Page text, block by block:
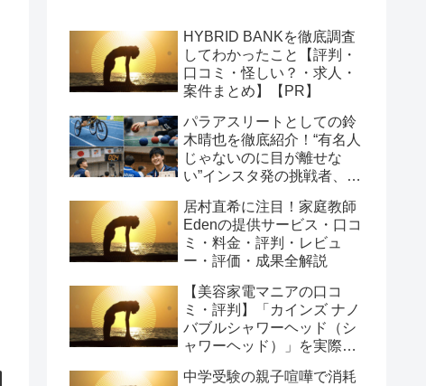
HYBRID BANKを徹底調査
してわかったこと【評判・
口コミ・怪しい？・求人・
案件まとめ】【PR】
パラアスリートとしての鈴
木晴也を徹底紹介！“有名人
じゃないのに目が離せな
い”インスタ発の挑戦者、そ
を長めに追います
居村直希に注目！家庭教師
Edenの提供サービス・口コ
ミ・料金・評判・レビュ
ー・評価・成果全解説
【美容家電マニアの口コ
ミ・評判】「カインズ ナノ
バブルシャワーヘッド（シ
ャワーヘッド）」を実際に
中学受験の親子喧嘩で消耗